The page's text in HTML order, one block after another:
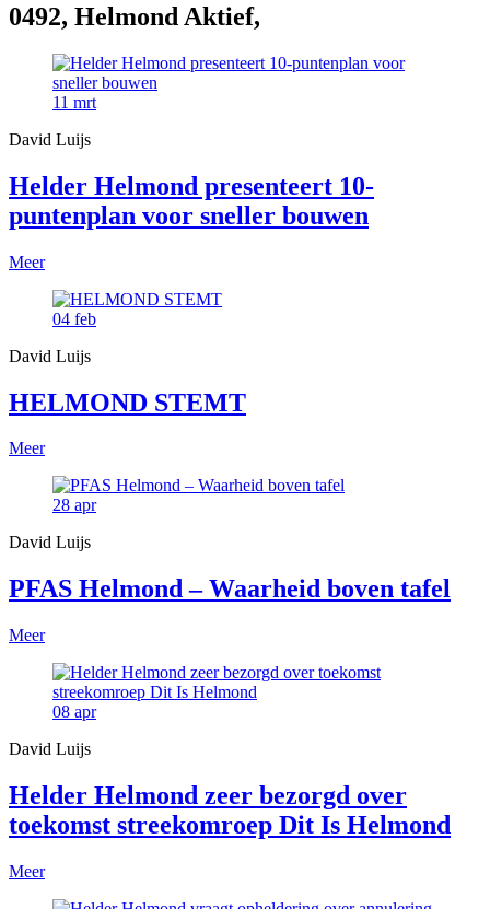
0492, Helmond Aktief,
11 mrt
David Luijs
Helder Helmond presenteert 10-
puntenplan voor sneller bouwen
Meer
04 feb
David Luijs
HELMOND STEMT
Meer
28 apr
David Luijs
PFAS Helmond – Waarheid boven tafel
Meer
08 apr
David Luijs
Helder Helmond zeer bezorgd over
toekomst streekomroep Dit Is Helmond
Meer